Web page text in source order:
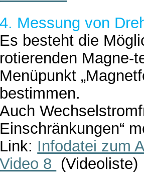
4. Messung von
Es besteht die
rotierenden Magne-
Menüpunkt
bestimmen.
Auch
Einschränkungen“
Link: Infodatei zum
Video 8
(Videoliste)